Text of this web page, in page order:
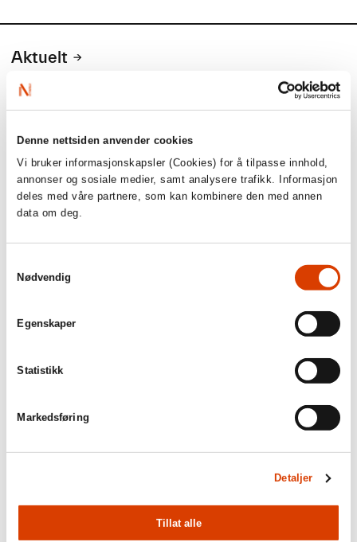
Denne nettsiden anvender cookies
Vi bruker informasjonskapsler (Cookies) for å tilpasse innhold,
annonser og sosiale medier, samt analysere trafikk. Informasjon
deles med våre partnere, som kan kombinere den med annen
data om deg.
Nødvendig
Egenskaper
Statistikk
Markedsføring
Detaljer
Tillat alle
Aktuelt
Siste saker
Lucy Moffatt - Månedens oversetter